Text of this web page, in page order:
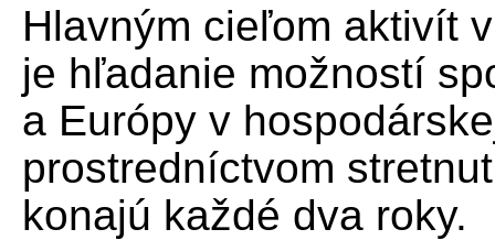
Hlavným cieľom aktivít
je hľadanie možností
a Európy v
prostredníctvom
konajú každé dva roky.